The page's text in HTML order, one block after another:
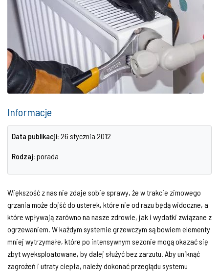
Informacje
Data publikacji: 26 stycznia 2012
Rodzaj: porada
Większość z nas nie zdaje sobie sprawy, że w trakcie zimowego
grzania może dojść do usterek, które nie od razu będą widoczne, a
które wpływają zarówno na nasze zdrowie, jak i wydatki związane z
ogrzewaniem. W każdym systemie grzewczym są bowiem elementy
mniej wytrzymałe, które po intensywnym sezonie mogą okazać się
zbyt wyeksploatowane, by dalej służyć bez zarzutu. Aby uniknąć
zagrożeń i utraty ciepła, należy dokonać przeglądu systemu